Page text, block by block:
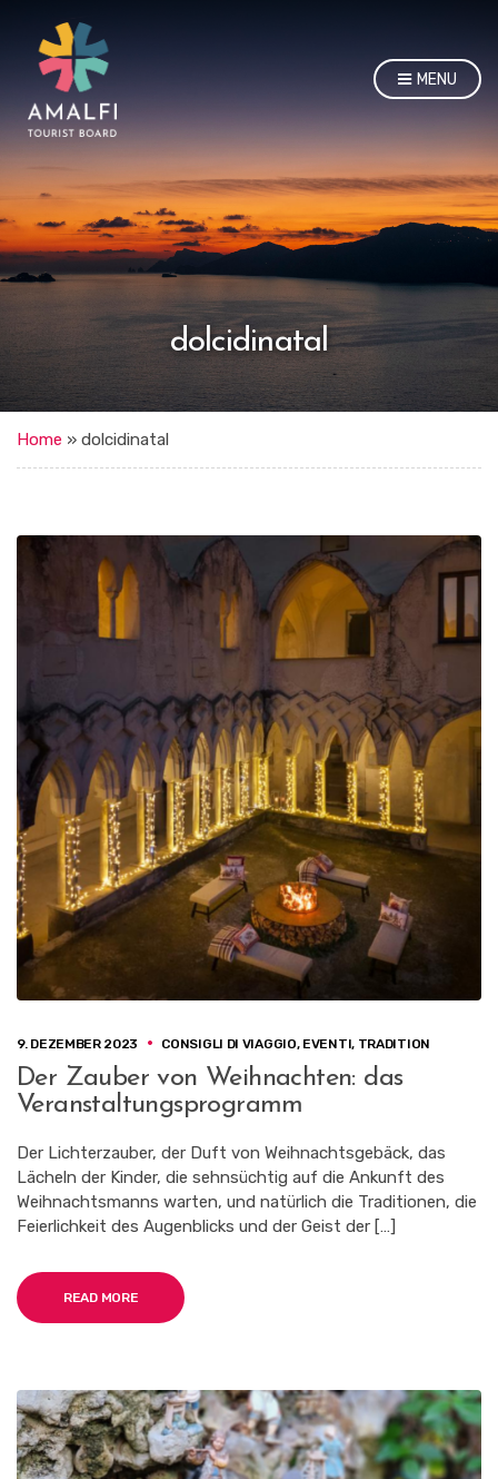
MENU
dolcidinatal
Home » dolcidinatal
9. DEZEMBER 2023 CONSIGLI DI VIAGGIO, EVENTI, TRADITION
Der Zauber von Weihnachten: das
Veranstaltungsprogramm
Der Lichterzauber, der Duft von Weihnachtsgebäck, das
Lächeln der Kinder, die sehnsüchtig auf die Ankunft des
Weihnachtsmanns warten, und natürlich die Traditionen, die
Feierlichkeit des Augenblicks und der Geist der […]
READ MORE